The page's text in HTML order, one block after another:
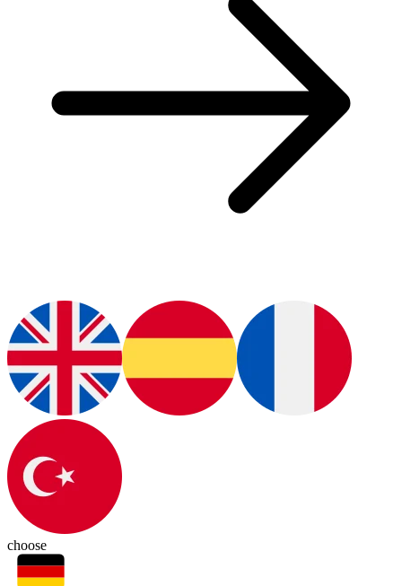
choose